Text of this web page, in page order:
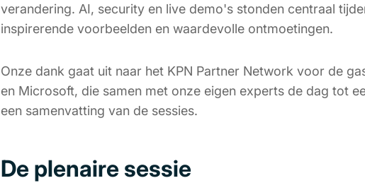
verandering. AI, security en live demo's stonden centraal
inspirerende voorbeelden en waardevolle ontmoetingen.
Onze dank gaat uit naar het KPN Partner Network voor de
en Microsoft, die samen met onze eigen experts de dag tot
een samenvatting van de sessies.
De plenaire sessie